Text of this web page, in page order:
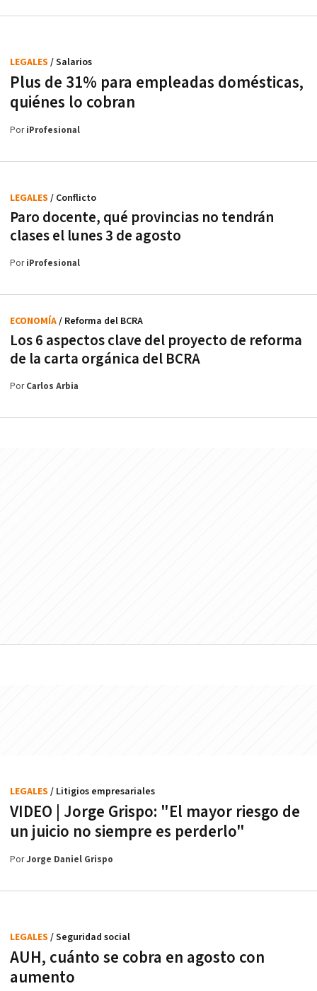
Plus de 31% para empleadas domésticas,
quiénes lo cobran
LEGALES / Salarios
PoriProfesional
Paro docente, qué provincias no tendrán
clases el lunes 3 de agosto
LEGALES / Conflicto
PoriProfesional
Los 6 aspectos clave del proyecto de reforma
de la carta orgánica del BCRA
ECONOMÍA/ Reforma del BCRA
PorCarlos Arbia
VIDEO | Jorge Grispo: "El mayor riesgo de
un juicio no siempre es perderlo"
LEGALES / Litigios empresariales
PorJorge Daniel Grispo
AUH, cuánto se cobra en agosto con
aumento
LEGALES / Seguridad social